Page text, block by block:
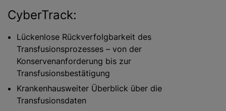
CyberTrack:
Lückenlose Rückverfolgbarkeit des
Transfusionsprozesses – von der
Konservenanforderung bis zur
Transfusionsbestätigung
Krankenhausweiter Überblick über die
Transfusionsdaten